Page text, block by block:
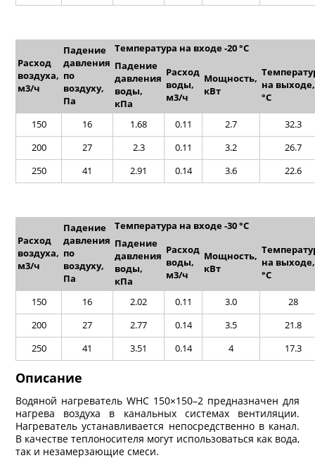
Расход
воздуха,
м3/ч
Падение
давления
по
воздуху,
Па
Температура на входе -20 °C
Падение
давления
воды,
кПа
Расход
воды,
м3/ч
Мощность,
кВт
на выходе,
°C
150 16 1.68 0.11 2.7
32.3
200
27 2.3 0.11 3.2
26.7
250
41 2.91 0.14 3.6 22.6
Расход
воздуха,
м3/ч
Падение
давления
по
воздуху,
Па
Температура на входе -30 °C
Падение
давления
воды,
кПа
Расход
воды,
м3/ч
Мощность,
кВт
на выходе,
°C
150 16 2.02 0.11 3.0
28
200
27 2.77 0.14 3.5
21.8
250
41 3.51 0.14 4 17.3
Описание
Водяной нагреватель WHC 150×150–2 предназначен для
нагрева воздуха в канальных системах вентиляции.
Нагреватель устанавливается непосредственно в канал.
В качестве теплоносителя могут использоваться как вода,
так и незамерзающие смеси.